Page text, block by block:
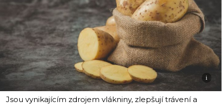
i
Jsou vynikajícím zdrojem vlákniny, zlepšují trávení a